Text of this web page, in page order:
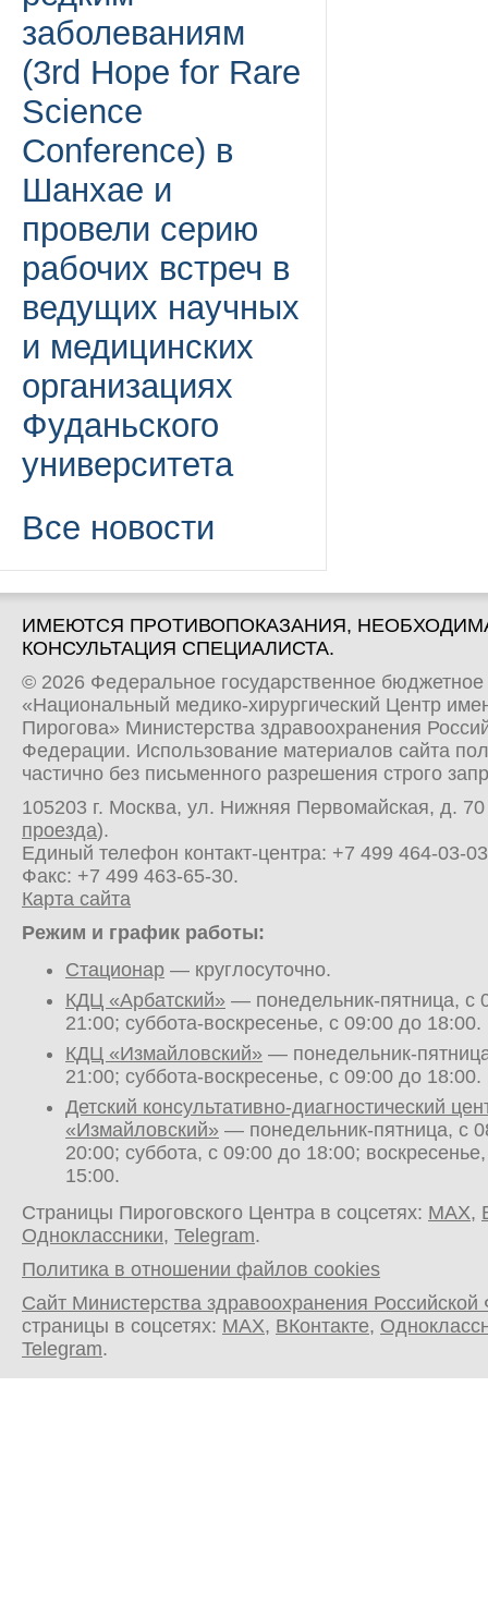
заболеваниям
(3rd Hope for Rare
Science
Conference) в
Шанхае и
провели серию
рабочих встреч в
ведущих научных
и медицинских
организациях
Фуданьского
университета
Все новости
ИМЕЮТСЯ ПРОТИВОПОКАЗАНИЯ,
КОНСУЛЬТАЦИЯ СПЕЦИАЛИСТА.
© 2026 Федеральное государственное
«Национальный медико-хирургический Центр
Пирогова» Министерства здравоохранения
Федерации. Использование материалов сайта
частично без письменного разрешения строго
105203 г. Москва, ул. Нижняя Первомайская, д.
проезда).
Единый телефон контакт-центра: +7 499 464-03-03
Факс: +7 499 463-65-30.
Карта сайта
Режим и график работы:
Стационар — круглосуточно.
КДЦ «Арбатский» — понедельник-пятница, с
21:00; суббота-воскресенье, с 09:00 до 18:00.
КДЦ «Измайловский» — понедельник-
21:00; суббота-воскресенье, с 09:00 до 18:00.
Детский консультативно-диагностический
«Измайловский» — понедельник-пятница, с
20:00; суббота, с 09:00 до 18:00;
15:00.
Страницы Пироговского Центра в соцсетях: MAX,
Одноклассники, Telegram.
Политика в отношении файлов cookies
Сайт Министерства здравоохранения
страницы в соцсетях: MAX, ВКонтакте,
Telegram.